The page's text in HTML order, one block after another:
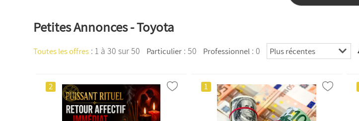
Petites Annonces - Toyota
Toutes les offres : 1 à 30 sur 50 Particulier : 50 Professionnel : 0
2 1